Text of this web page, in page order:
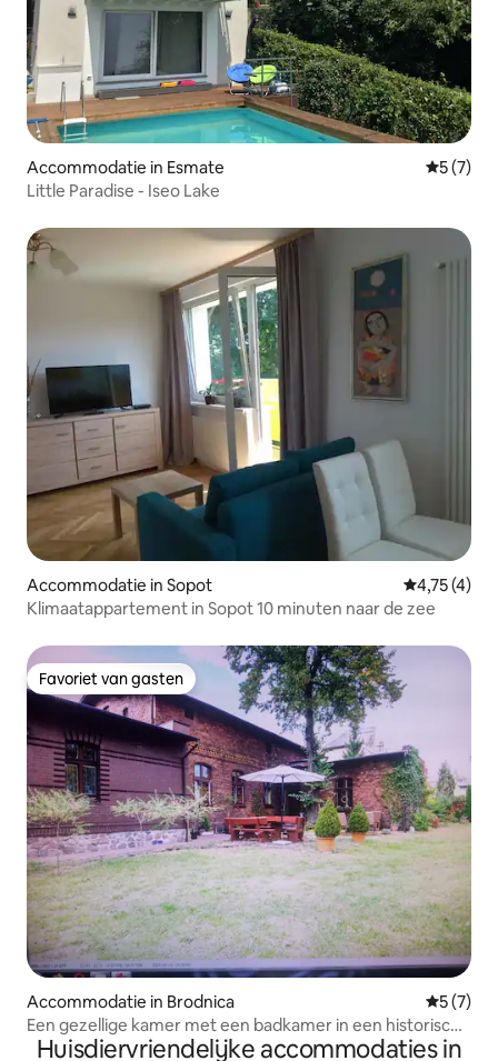
Accommodatie in Esmate
5 (7)
Little Paradise - Iseo Lake
Accommodatie in Sopot
4,75 (4)
Klimaatappartement in Sopot 10 minuten naar de zee
Favoriet van gasten
Favoriet van gasten
Accommodatie in Brodnica
5 (7)
Een gezellige kamer met een badkamer in een historisch
huis.
Huisdiervriendelijke accommodaties in